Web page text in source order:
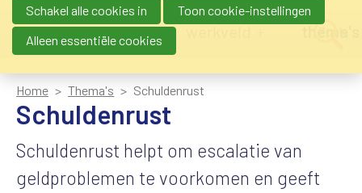
Main navigation
nieuws agenda
Home Thema's Schuldenrust
Schuldenrust
Schuldenrust helpt om escalatie van
geldproblemen te voorkomen en geeft
Schakel alle cookies in
Toon cookie-instellingen
Alleen essentiële cookies